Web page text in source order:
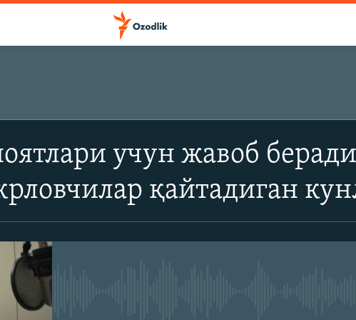
Apple подкастлар
учун жавоб
қайтадиган